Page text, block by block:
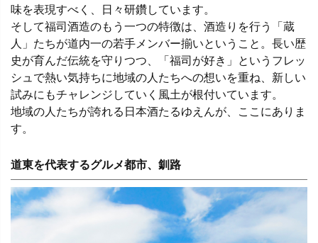
味を表現すべく、日々研鑽しています。
そして福司酒造のもう一つの特徴は、酒造りを行う「蔵
人」たちが道内一の若手メンバー揃いということ。長い歴
史が育んだ伝統を守りつつ、「福司が好き」というフレッ
シュで熱い気持ちに地域の人たちへの想いを重ね、新しい
試みにもチャレンジしていく風土が根付いています。
地域の人たちが誇れる日本酒たるゆえんが、ここにありま
す。
道東を代表するグルメ都市、釧路